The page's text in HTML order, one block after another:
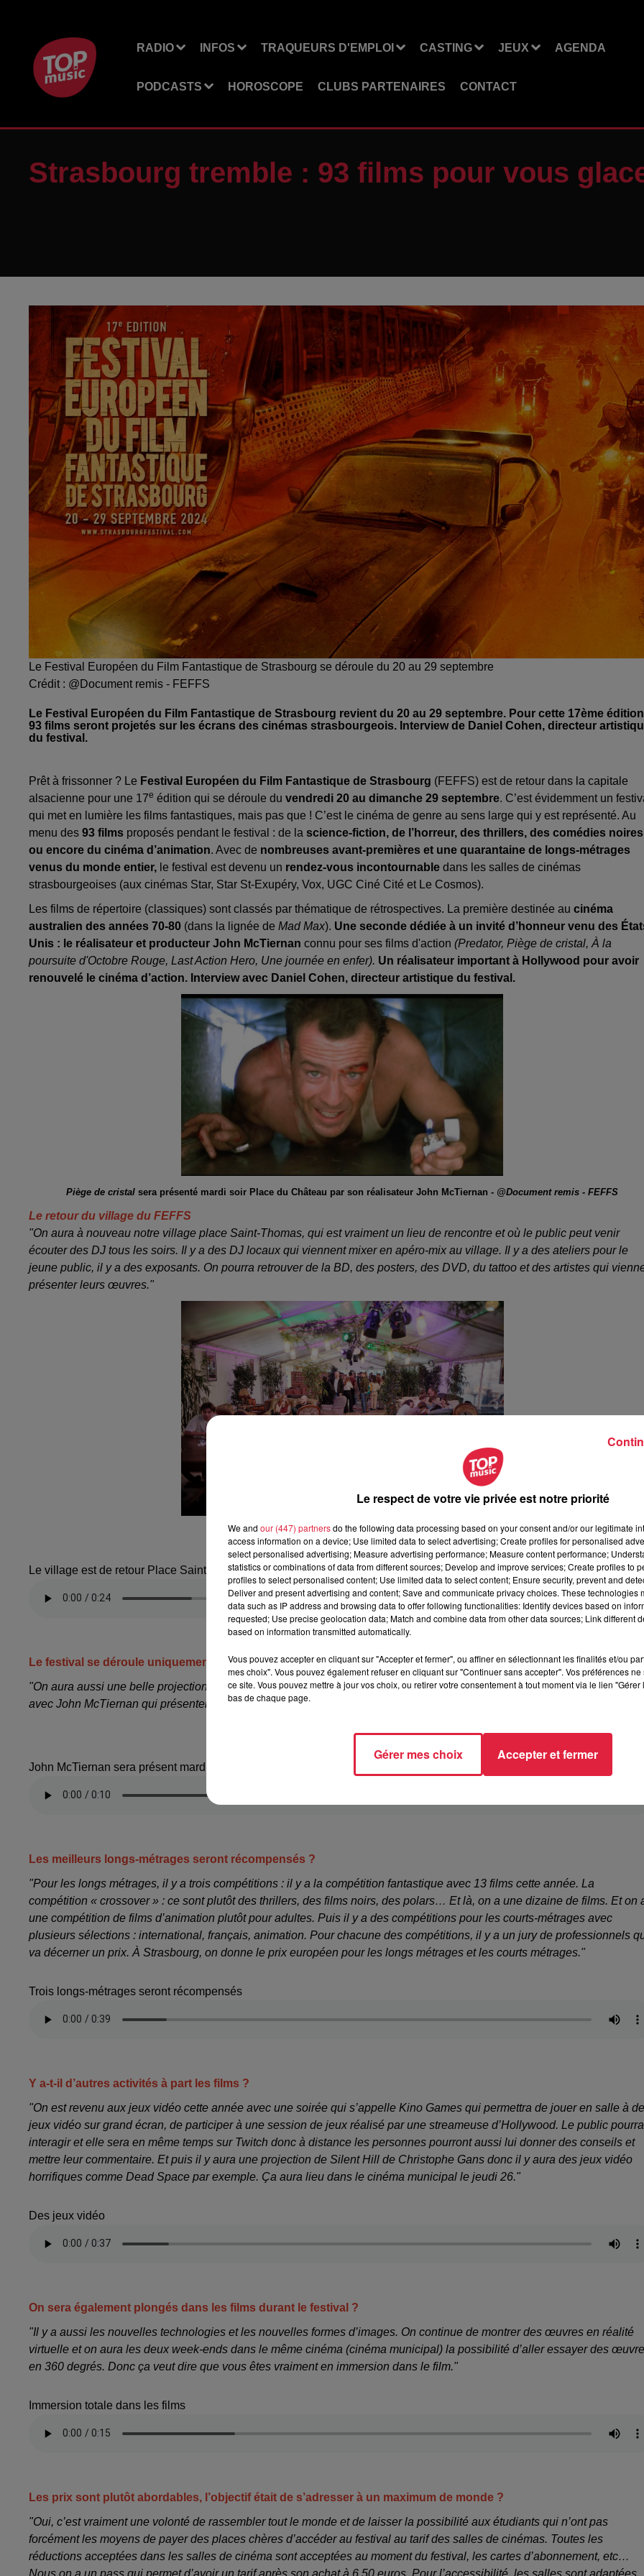
RADIO INFOS TRAQUEURS D'EMPLOI CASTING JEUX AGENDA
PODCASTS HOROSCOPE CLUBS PARTENAIRES CONTACT
Strasbourg tremble : 93 films pour vous
Le Festival Européen du Film Fantastique de Strasbourg se déroule du 20 au 29 septembre
Crédit : @Document remis - FEFFS
Le Festival Européen du Film Fantastique de Strasbourg revient du 20 au 29 septembre. Pour cette 17ème
93 films seront projetés sur les écrans des cinémas strasbourgeois. Interview de Daniel Cohen, directeur
du festival.
Prêt à frissonner ? Le Festival Européen du Film Fantastique de Strasbourg (FEFFS) est de retour dans la capitale
alsacienne pour une 17e édition qui se déroule du vendredi 20 au dimanche 29 septembre. C’est évidemment un
qui met en lumière les films fantastiques, mais pas que ! C’est le cinéma de genre au sens large qui y est représenté. Au
menu des 93 films proposés pendant le festival : de la science-fiction, de l’horreur, des thrillers, des comédies noires
ou encore du cinéma d’animation. Avec de nombreuses avant-premières et une quarantaine de longs-métrages
venus du monde entier, le festival est devenu un rendez-vous incontournable dans les salles de cinémas
strasbourgeoises (aux cinémas Star, Star St-Exupéry, Vox, UGC Ciné Cité et Le Cosmos).
Les films de répertoire (classiques) sont classés par thématique de rétrospectives. La première destinée au cinéma
australien des années 70-80 (dans la lignée de Mad Max). Une seconde dédiée à un invité d’honneur venu des
Unis : le réalisateur et producteur John McTiernan connu pour ses films d'action (Predator, Piège de cristal, À la
poursuite d'Octobre Rouge, Last Action Hero, Une journée en enfer). Un réalisateur important à Hollywood pour avoir
renouvelé le cinéma d’action. Interview avec Daniel Cohen, directeur artistique du festival.
Piège de cristal sera présenté mardi soir Place du Château par son réalisateur John McTiernan - @Document remis - FEFFS
Le retour du village du FEFFS
"On aura à nouveau notre village place Saint-Thomas, qui est vraiment un lieu de rencontre et où le public peut venir
écouter des DJ tous les soirs. Il y a des DJ locaux qui viennent mixer en apéro-mix au village. Il y a des ateliers pour le
jeune public, il y a des exposants. On pourra retrouver de la BD, des posters, des DVD, du tattoo et des artistes qui
présenter leurs œuvres."
Le village Place Saint-Thomas -@Document remis - FEFFS
Le village est de retour Place Saint-Thomas
Le festival se déroule uniquement dans les cinémas strasbourgeois ?
"On aura aussi une belle projection en plein air, place du château au pied de la cathédrale le mardi soir de Piège de
avec John McTiernan qui présentera justement son film."
John McTiernan sera présent mardi, Place du Château pour présenter son film "Piège de cristal"
Les meilleurs longs-métrages seront récompensés ?
"Pour les longs métrages, il y a trois compétitions : il y a la compétition fantastique avec 13 films cette année. La
compétition « crossover » : ce sont plutôt des thrillers, des films noirs, des polars… Et là, on a une dizaine de films. Et on
une compétition de films d’animation plutôt pour adultes. Puis il y a des compétitions pour les courts-métrages avec
plusieurs sélections : international, français, animation. Pour chacune des compétitions, il y a un jury de professionnels
va décerner un prix. À Strasbourg, on donne le prix européen pour les longs métrages et les courts métrages."
Trois longs-métrages seront récompensés
Y a-t-il d’autres activités à part les films ?
"On est revenu aux jeux vidéo cette année avec une soirée qui s’appelle Kino Games qui permettra de jouer en salle à
jeux vidéo sur grand écran, de participer à une session de jeux réalisé par une streameuse d’Hollywood. Le public pourra
interagir et elle sera en même temps sur Twitch donc à distance les personnes pourront aussi lui donner des conseils et
mettre leur commentaire. Et puis il y aura une projection de Silent Hill de Christophe Gans donc il y aura des jeux vidéo
horrifiques comme Dead Space par exemple. Ça aura lieu dans le cinéma municipal le jeudi 26."
Des jeux vidéo
On sera également plongés dans les films durant le festival ?
"Il y a aussi les nouvelles technologies et les nouvelles formes d’images. On continue de montrer des œuvres en réalité
virtuelle et on aura les deux week-ends dans le même cinéma (cinéma municipal) la possibilité d’aller essayer des
en 360 degrés. Donc ça veut dire que vous êtes vraiment en immersion dans le film."
Immersion totale dans les films
Les prix sont plutôt abordables, l’objectif était de s’adresser à un maximum de monde ?
"Oui, c’est vraiment une volonté de rassembler tout le monde et de laisser la possibilité aux étudiants qui n’ont pas
forcément les moyens de payer des places chères d’accéder au festival au tarif des salles de cinémas. Toutes les
réductions acceptées dans les salles de cinéma sont acceptées au moment du festival, les cartes d’abonnement, etc…
Nous on a un pass qui permet d’avoir un tarif après son achat à 6,50 euros. Pour l’accessibilité, les salles sont adaptées
Le respect de votre vie privée est notre priorité
We and our (447) partnersdo the following data processing based on your consent and/or our legitimate
access information on a device; Use limited data to select advertising; Create profiles for personalised
select personalised advertising; Measure advertising performance; Measure content performance;
statistics or combinations of data from different sources; Develop and improve services; Create profiles to
profiles to select personalised content; Use limited data to select content; Ensure security, prevent and
Deliver and present advertising and content; Save and communicate privacy choices. These technologies
data such as IP address and browsing data to offer following functionalities: Identify devices based on
requested; Use precise geolocation data; Match and combine data from other data sources; Link different
based on information transmitted automatically.
Vous pouvez accepter en cliquant sur "Accepter et fermer", ou affiner en sélectionnant les finalités et/ou
mes choix". Vous pouvez également refuser en cliquant sur "Continuer sans accepter". Vos préférences
ce site. Vous pouvez mettre à jour vos choix, ou retirer votre consentement à tout moment via le lien
bas de chaque page.
Gérer mes choix Accepter et fermer